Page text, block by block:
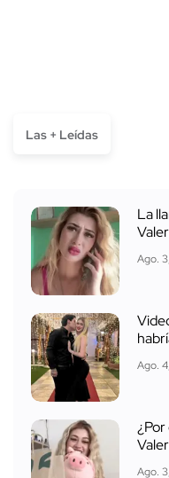
Las + Leídas
La
Ago.
Ago.
¿Por
Ago.